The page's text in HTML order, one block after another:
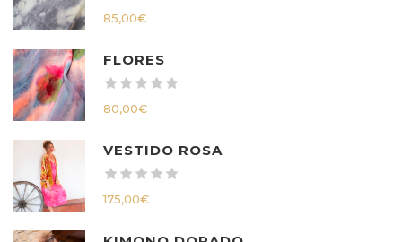
85,00€
FLORES
80,00€
VESTIDO ROSA
175,00€